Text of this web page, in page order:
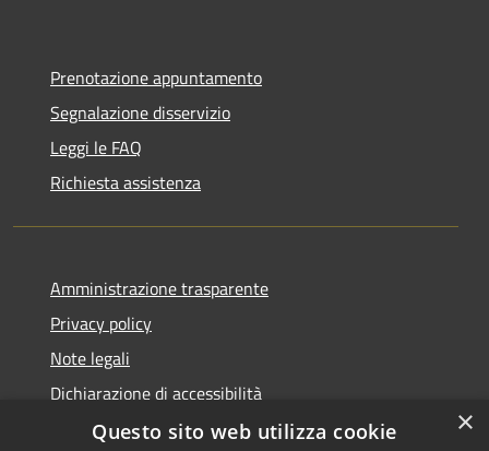
Prenotazione appuntamento
Segnalazione disservizio
Leggi le FAQ
Richiesta assistenza
Amministrazione trasparente
Privacy policy
Note legali
Dichiarazione di accessibilità
×
Questo sito web utilizza cookie